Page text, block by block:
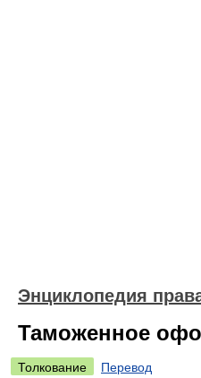
Энциклопедия
Таможенное
Толкование
Перевод